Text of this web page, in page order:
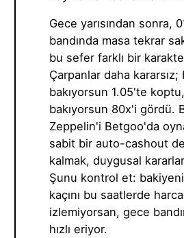
Gece yarısından sonra,
bandında masa tekrar
bu sefer farklı bir
Çarpanlar daha kararsız;
bakıyorsun 1.05'te
bakıyorsun 80x'i gördü.
Zeppelin'i Betgoo'da
sabit bir auto-cashout
kalmak, duygusal
Şunu kontrol et:
kaçını bu saatlerde
izlemiyorsan, gece
hızlı eriyor.